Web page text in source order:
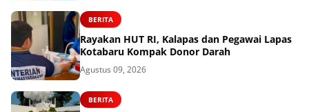
BERITA
Rayakan HUT RI, Kalapas dan Pegawai Lapas
Kotabaru Kompak Donor Darah
Agustus 09, 2026
BERITA